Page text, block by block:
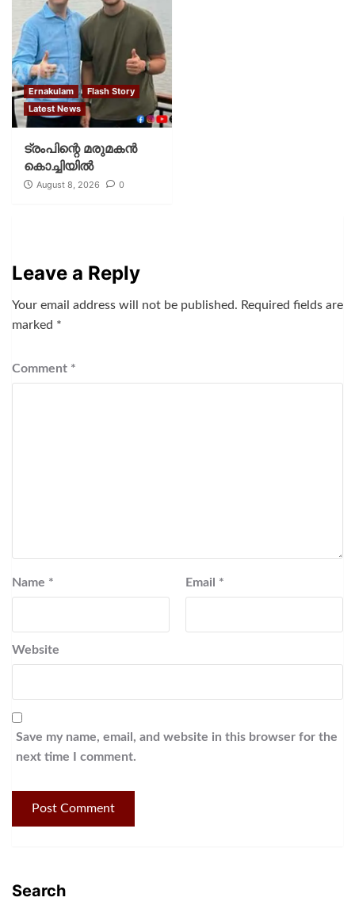
Ernakulam
Flash Story
Latest News
ട്രംപിന്റെ മരുമകന്‍
കൊച്ചിയില്‍
August 8, 2026 0
Leave a Reply
Your email address will not be published. Required fields are
marked *
Comment *
Name * Email *
Website
Save my name, email, and website in this browser for the
next time I comment.
Search